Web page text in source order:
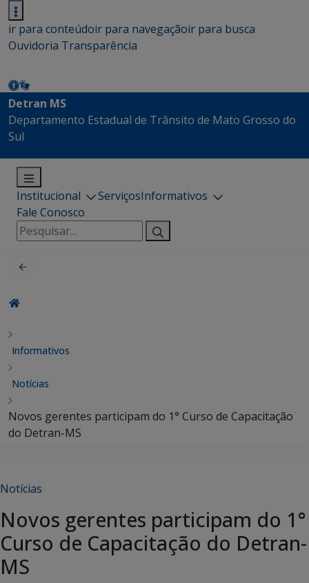
ir para conteúdoir para navegaçãoir para busca
Ouvidoria Transparência
Detran MS
Departamento Estadual de Trânsito de Mato Grosso do
Sul
Institucional ServiçosInformativos
Fale Conosco
Pesquisar
por:
Informativos
Notícias
Novos gerentes participam do 1° Curso de Capacitação
do Detran-MS
Notícias
Novos gerentes participam do 1°
Curso de Capacitação do Detran-
MS